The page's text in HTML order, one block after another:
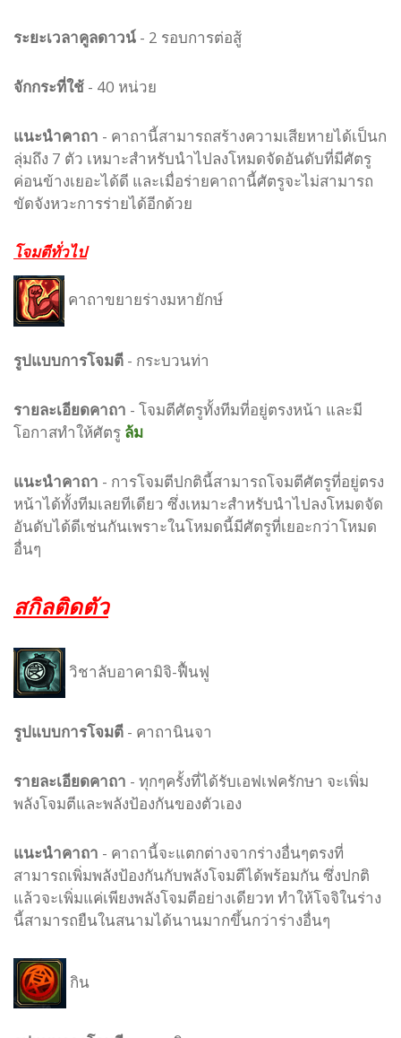
ระยะเวลาคูลดาวน์ - 2 รอบการต่อสู้
จักกระที่ใช้ - 40 หน่วย
แนะนำคาถา - คาถานี้สามารถสร้างความเสียหายได้เป็นก
ลุ่มถึง 7 ตัว เหมาะสำหรับนำไปลงโหมดจัดอันดับที่มีศัตรู
ค่อนข้างเยอะได้ดี และเมื่อร่ายคาถานี้ศัตรูจะไม่สามารถ
ขัดจังหวะการร่ายได้อีกด้วย
โจมตีทั่วไป
คาถาขยายร่างมหายักษ์
รูปแบบการโจมตี - กระบวนท่า
รายละเอียดคาถา - โจมตีศัตรูทั้งทีมที่อยู่ตรงหน้า และมี
โอกาสทำให้ศัตรู ล้ม
แนะนำคาถา - การโจมตีปกตินี้สามารถโจมตีศัตรูที่อยู่ตรง
หน้าได้ทั้งทีมเลยทีเดียว ซึ่งเหมาะสำหรับนำไปลงโหมดจัด
อันดับได้ดีเช่นกันเพราะในโหมดนี้มีศัตรูที่เยอะกว่าโหมด
อื่นๆ
สกิลติดตัว
วิชาลับอาคามิจิ-ฟื้นฟู
รูปแบบการโจมตี - คาถานินจา
รายละเอียดคาถา - ทุกๆครั้งที่ได้รับเอฟเฟครักษา จะเพิ่ม
พลังโจมตีและพลังป้องกันของตัวเอง
แนะนำคาถา - คาถานี้จะแตกต่างจากร่างอื่นๆตรงที่
สามารถเพิ่มพลังป้องกันกับพลังโจมตีได้พร้อมกัน ซึ่งปกติ
แล้วจะเพิ่มแค่เพียงพลังโจมตีอย่างเดียวท ทำให้โจจิในร่าง
นี้สามารถยืนในสนามได้นานมากขึ้นกว่าร่างอื่นๆ
กิน